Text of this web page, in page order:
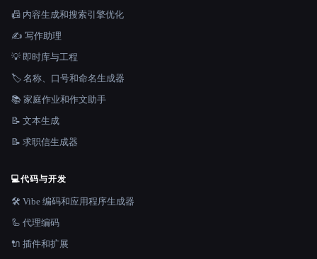
📠 内容生成和搜索引擎优化
✍️ 写作助理
💡 即时库与工程
🏷️ 名称、口号和命名生成器
📚 家庭作业和作文助手
📝 文本生成
📝 求职信生成器
💻代码与开发
🛠️ Vibe 编码和应用程序生成器
🦾 代理编码
🔌 插件和扩展